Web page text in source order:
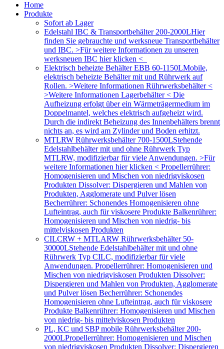
Home
Produkte
Sofort ab Lager
Edelstahl IBC & Transportbehälter 200-2000LHier
finden Sie gebrauchte und werksneue Transportbehälter
und IBC. >Für weitere Informationen zu unseren
werksneuen IBC hier klicken <
Elektrisch beheizte Behälter EBB 60-1150LMobile,
elektrisch beheizte Behälter mit und Rührwerk auf
Rollen. >Weitere Informationen Rührwerksbehälter <
>Weitere Informationen Lagerbehälter < Die
Aufheizung erfolgt über ein Wärmeträgermedium im
Doppelmantel, welches elektrisch aufgeheizt wird.
Durch die indirekt Beheizung des Innenbehälters brennt
nichts an, es wird am Zylinder und Boden erhitzt.
MTLRW Rührwerksbehälter 700-1500LStehende
Edelstahlbehälter mit und ohne Rührwerk Typ
MTLRW, modifizierbar für viele Anwendungen. >Für
weitere Informationen hier klicken < Propellerrührer:
Homogenisieren und Mischen von niedrigviskosen
Produkten Dissolver: Dispergieren und Mahlen von
Produkten, Agglomerate und Pulver lösen
Becherrührer: Schonendes Homogenisieren ohne
Lufteintrag, auch für viskosere Produkte Balkenrührer:
Homogenisieren und Mischen von niedrig- bis
mittelviskosen Produkten
CILCRW + MTLARW Rührwerksbehälter 50-
30000LStehende Edelstahlbehälter mit und ohne
Rührwerk Typ CILC, modifizierbar für viele
Anwendungen. Propellerrührer: Homogenisieren und
Mischen von niedrigviskosen Produkten Dissolver:
Dispergieren und Mahlen von Produkten, Agglomerate
und Pulver lösen Becherrührer: Schonendes
Homogenisieren ohne Lufteintrag, auch für viskosere
Produkte Balkenrührer: Homogenisieren und Mischen
von niedrig- bis mittelviskosen Produkten
PL, KC und SBP mobile Rührwerksbehälter 200-
2000LPropellerrührer: Homogenisieren und Mischen
von niedrigviskosen Produkten Dissolver: Dispergieren